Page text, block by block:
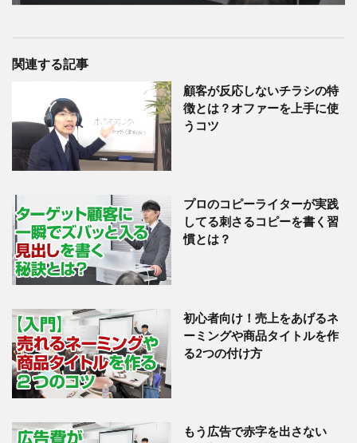
関連する記事
顧客が反応しないチラシの特
徴とは？オファーを上手に使
うコツ
プロのコピーライターが実践
してる刺さるコピーを書く習
慣とは？
初心者向け！売上をあげるネ
ーミングや商品タイトルを作
る2つの付け方
もう広告で赤字を出さない